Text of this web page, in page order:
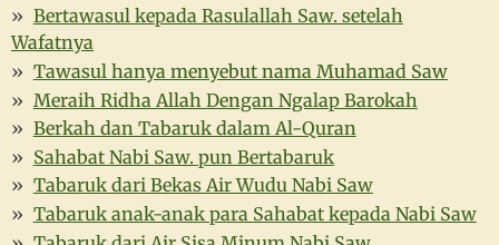
Bertawasul kepada Rasulallah Saw. setelah
Wafatnya
Tawasul hanya menyebut nama Muhamad Saw
Meraih Ridha Allah Dengan Ngalap Barokah
Berkah dan Tabaruk dalam Al-Quran
Sahabat Nabi Saw. pun Bertabaruk
Tabaruk dari Bekas Air Wudu Nabi Saw
Tabaruk anak-anak para Sahabat kepada Nabi Saw